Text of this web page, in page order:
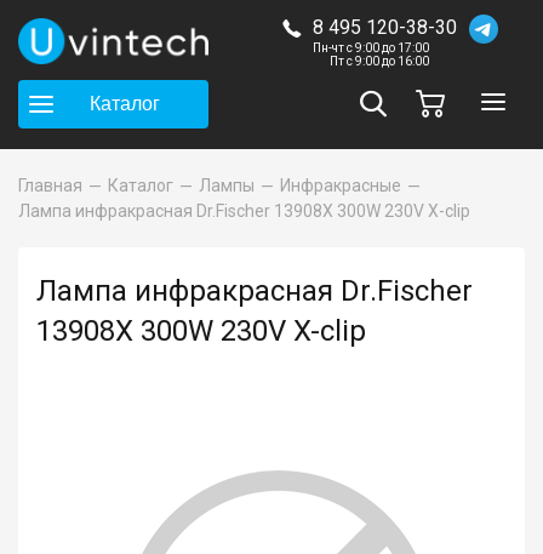
8 495 120-38-30
Пн-чт с 9:00 до 17:00
Пт с 9:00 до 16:00
Каталог
Главная Каталог Лампы
Инфракрасные
Лампа инфракрасная Dr.Fischer 13908X 300W 230V X-clip
Лампа инфракрасная Dr.Fischer
13908X 300W 230V X-clip